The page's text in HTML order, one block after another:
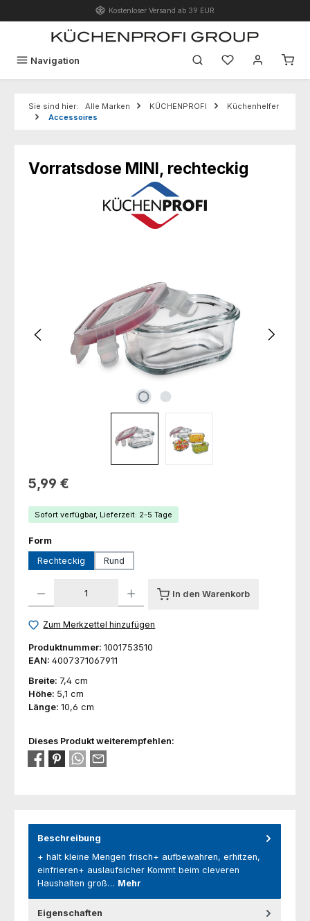
Zum Hauptinhalt springenKostenloser Versand ab 39 EUR
Navigation Du hast 0
Sie sind hier: Alle Marken KÜCHENPROFI
Küchenhelfer
Accessoires
Vorratsdose MINI, rechteckig
Regulärer Preis:
5,99 €
Sofort verfügbar, Lieferzeit: 2-5 Tage
Form
Rechteckig
Rund
In den Warenkorb
Zum Merkzettel hinzufügen
Produktnummer: 1001753510
EAN: 4007371067911
Breite: 7,4 cm
Höhe: 5,1 cm
Länge: 10,6 cm
Dieses Produkt weiterempfehlen:
Beschreibung
+ hält kleine Mengen frisch+ aufbewahren, erhitzen,
einfrieren+ auslaufsicher Kommt beim cleveren
Haushalten groß… Mehr
Eigenschaften